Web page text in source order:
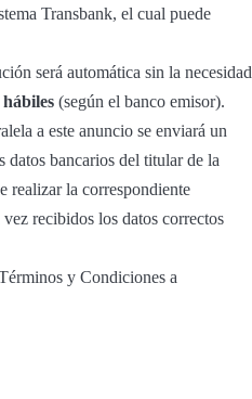
Transbank, el cual puede
será automática sin la necesidad
(según el banco emisor).
a este anuncio se enviará un
bancarios del titular de la
realizar la correspondiente
vez recibidos los datos correctos
y Condiciones a